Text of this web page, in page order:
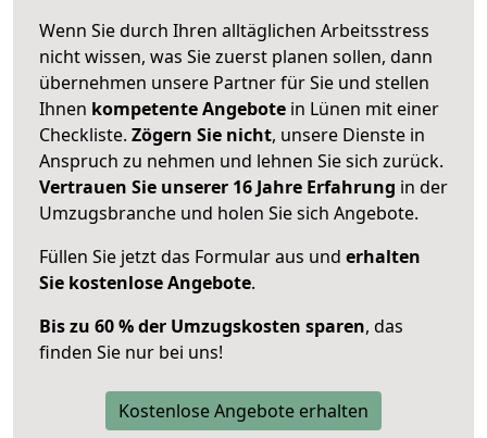
Wenn Sie durch Ihren alltäglichen Arbeitsstress
nicht wissen, was Sie zuerst planen sollen, dann
übernehmen unsere Partner für Sie und stellen
Ihnen kompetente Angebote in Lünen mit einer
Checkliste. Zögern Sie nicht, unsere Dienste in
Anspruch zu nehmen und lehnen Sie sich zurück.
Vertrauen Sie unserer 16 Jahre Erfahrung in der
Umzugsbranche und holen Sie sich Angebote.
Füllen Sie jetzt das Formular aus und erhalten
Sie kostenlose Angebote.
Bis zu 60 % der Umzugskosten sparen, das
finden Sie nur bei uns!
Kostenlose Angebote erhalten